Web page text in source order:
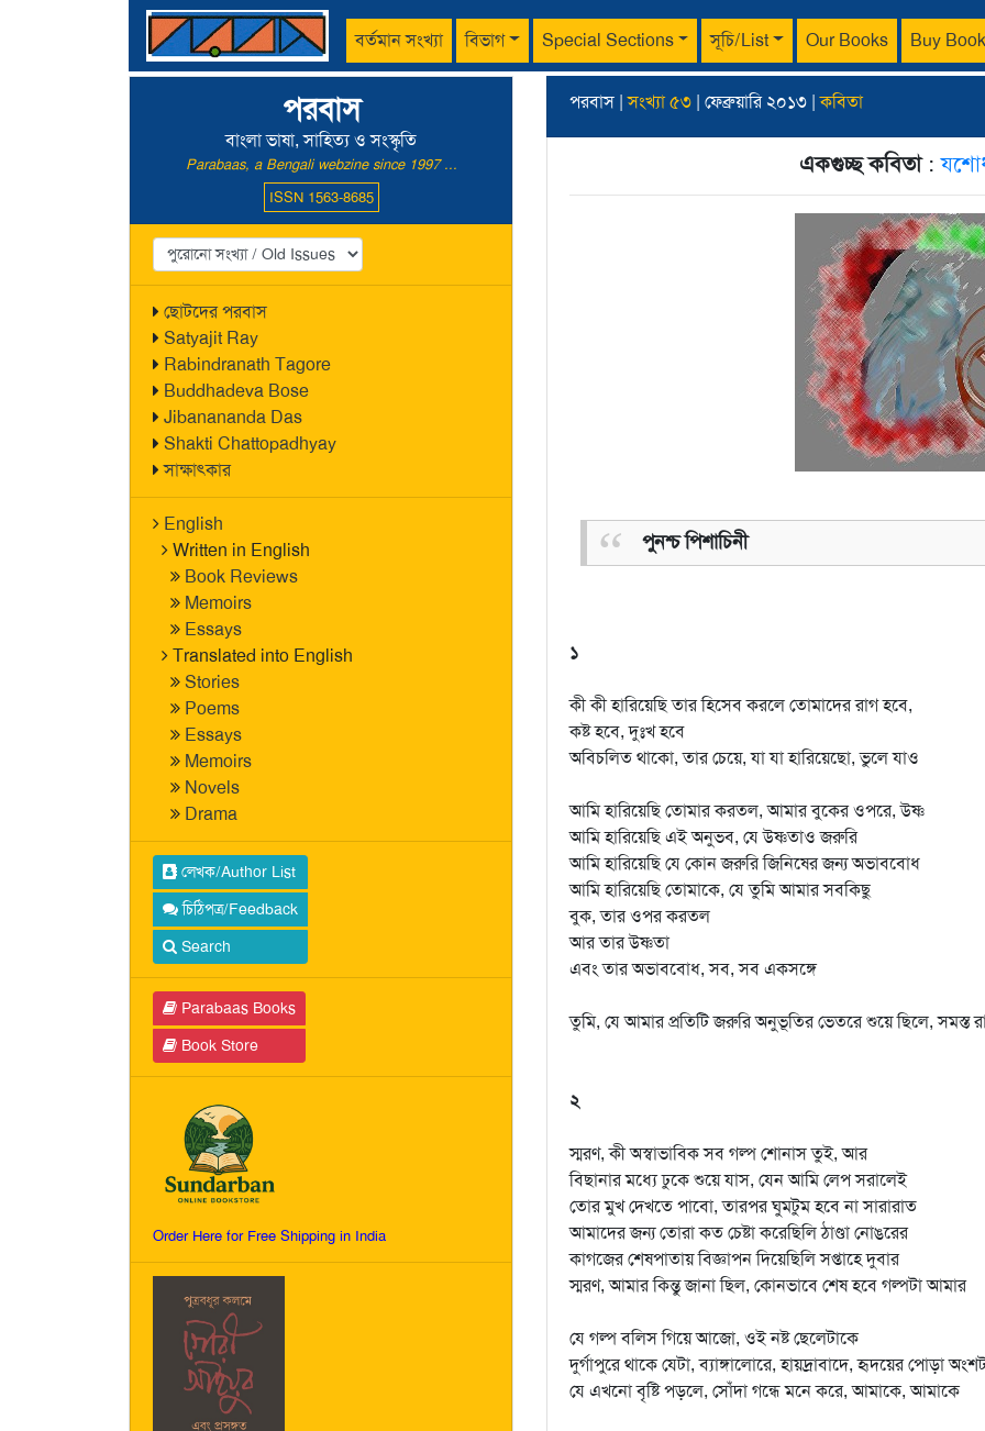
বর্তমান সংখ্যা বিভাগ Special Sections সূচি/List Our Books Buy
পরবাস
বাংলা ভাষা, সাহিত্য ও সংস্কৃতি
Parabaas, a Bengali webzine since 1997 ...
ISSN 1563-8685
ছোটদের পরবাস
Satyajit Ray
Rabindranath Tagore
Buddhadeva Bose
Jibanananda Das
Shakti Chattopadhyay
সাক্ষাৎকার
English
Written in English
Book Reviews
Memoirs
Essays
Translated into English
Stories
Poems
Essays
Memoirs
Novels
Drama
লেখক/Author List
চিঠিপত্র/Feedback
Search
Parabaas Books
Book Store
Order Here for Free Shipping in India
পরবাস |সংখ্যা ৫৩ | ফেব্রুয়ারি ২০১৩ |কবিতা
একগুচ্ছ কবিতা:
পুনশ্চ পিশাচিনী
১
কী কী হারিয়েছি তার হিসেব করলে তোমাদের রাগ হবে,
কষ্ট হবে, দুঃখ হবে
অবিচলিত থাকো, তার চেয়ে, যা যা হারিয়েছো, ভুলে যাও
আমি হারিয়েছি তোমার করতল, আমার বুকের ওপরে, উষ্ণ
আমি হারিয়েছি এই অনুভব, যে উষ্ণতাও জরুরি
আমি হারিয়েছি যে কোন জরুরি জিনিষের জন্য অভাববোধ
আমি হারিয়েছি তোমাকে, যে তুমি আমার সবকিছু
বুক, তার ওপর করতল
আর তার উষ্ণতা
এবং তার অভাববোধ, সব, সব একসঙ্গে
তুমি, যে আমার প্রতিটি জরুরি অনুভূতির ভেতরে শুয়ে ছিলে, সমস্ত
২
স্মরণ, কী অস্বাভাবিক সব গল্প শোনাস তুই, আর
বিছানার মধ্যে ঢুকে শুয়ে যাস, যেন আমি লেপ সরালেই
তোর মুখ দেখতে পাবো, তারপর ঘুমটুম হবে না সারারাত
আমাদের জন্য তোরা কত চেষ্টা করেছিলি ঠাণ্ডা নোঙরের
কাগজের শেষপাতায় বিজ্ঞাপন দিয়েছিলি সপ্তাহে দুবার
স্মরণ, আমার কিন্তু জানা ছিল, কোনভাবে শেষ হবে গল্পটা আমার
যে গল্প বলিস গিয়ে আজো, ওই নষ্ট ছেলেটাকে
দুর্গাপুরে থাকে যেটা, ব্যাঙ্গালোরে, হায়দ্রাবাদে, হৃদয়ের পোড়া
যে এখনো বৃষ্টি পড়লে, সোঁদা গন্ধে মনে করে, আমাকে, আমাকে